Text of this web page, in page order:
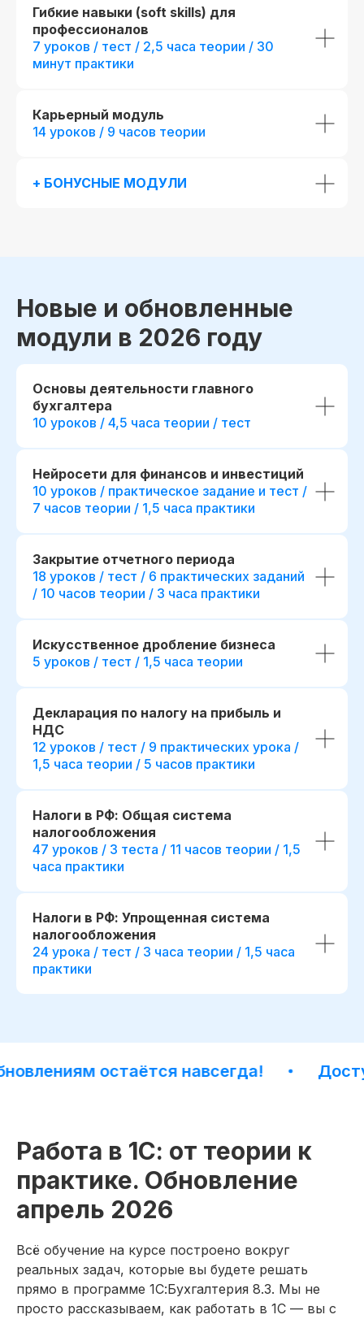
Гибкие навыки (soft skills) для
профессионалов
7 уроков / тест / 2,5 часа теории / 30
минут практики
Карьерный модуль
14 уроков / 9 часов теории
+ БОНУСНЫЕ МОДУЛИ
Новые и обновленные
модули в 2026 году
Основы деятельности главного
бухгалтера
10 уроков / 4,5 часа теории / тест
Нейросети для финансов и инвестиций
10 уроков / практическое задание и тест /
7 часов теории / 1,5 часа практики
Закрытие отчетного периода
18 уроков / тест / 6 практических заданий
/ 10 часов теории / 3 часа практики
Искусственное дробление бизнеса
5 уроков / тест / 1,5 часа теории
Декларация по налогу на прибыль и
НДС
12 уроков / тест / 9 практических урока /
1,5 часа теории / 5 часов практики
Налоги в РФ: Общая система
налогообложения
47 уроков / 3 теста / 11 часов теории / 1,5
часа практики
Налоги в РФ: Упрощенная система
налогообложения
24 урока / тест / 3 часа теории / 1,5 часа
практики
остаётся навсегда! Доступ
Работа в 1С: от теории к
практике. Обновление
апрель 2026
Всё обучение на курсе построено вокруг
реальных задач, которые вы будете решать
прямо в программе 1С:Бухгалтерия 8.3. Мы не
просто рассказываем, как работать в 1С — вы с
Лицензия на осуществление
образовательной деятельности
подтверждающее
новые возможности для
При дополнительной
регистрации
Диплом о прохождении курса
Удостоверение о
квалификации
Дополнительная
скидка 10%
начало обучения: start113119.001